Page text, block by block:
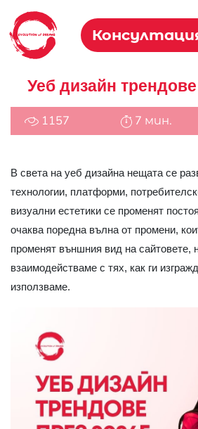
Уеб дизайн трендове
1157 7 мин.
В света на уеб дизайна нещата се
технологии, платформи,
визуални естетики се променят
очаква поредна вълна от промени,
променят външния вид на сайтовете,
взаимодействаме с тях, как ги
използваме.